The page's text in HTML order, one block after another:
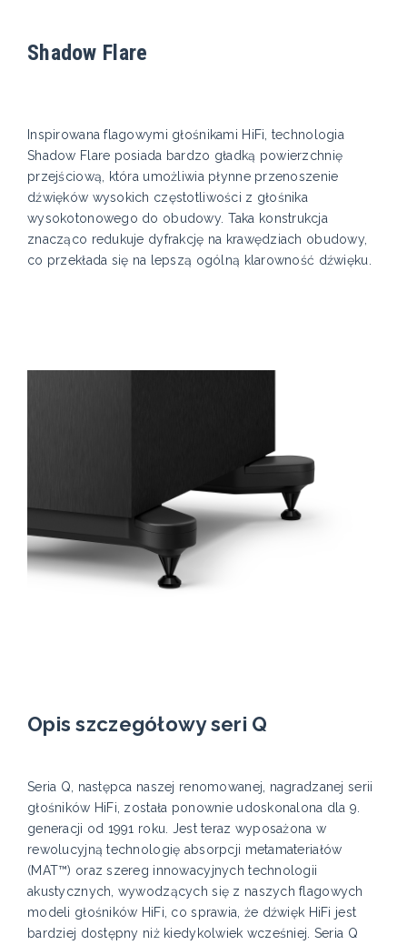
Shadow Flare
Inspirowana flagowymi głośnikami HiFi, technologia
Shadow Flare posiada bardzo gładką powierzchnię
przejściową, która umożliwia płynne przenoszenie
dźwięków wysokich częstotliwości z głośnika
wysokotonowego do obudowy. Taka konstrukcja
znacząco redukuje dyfrakcję na krawędziach obudowy,
co przekłada się na lepszą ogólną klarowność dźwięku.
Opis szczegółowy seri Q
Seria Q, następca naszej renomowanej, nagradzanej serii
głośników HiFi, została ponownie udoskonalona dla 9.
generacji od 1991 roku. Jest teraz wyposażona w
rewolucyjną technologię absorpcji metamateriałów
(MAT™) oraz szereg innowacyjnych technologii
akustycznych, wywodzących się z naszych flagowych
modeli głośników HiFi, co sprawia, że dźwięk HiFi jest
bardziej dostępny niż kiedykolwiek wcześniej. Seria Q